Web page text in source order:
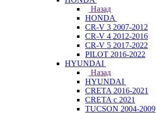
Назад
HONDA
CR-V 3 2007-2012
CR-V 4 2012-2016
CR-V 5 2017-2022
PILOT 2016-2022
HYUNDAI
Назад
HYUNDAI
CRETA 2016-2021
CRETA с 2021
TUCSON 2004-2009